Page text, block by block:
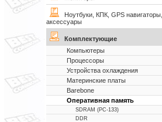
Ноутбуки, КПК, GPS навигаторы,
аксессуары
Комплектующие
Компьютеры
Процессоры
Устройства охлаждения
Материнские платы
Barebone
Оперативная память
SDRAM (PC-133)
DDR